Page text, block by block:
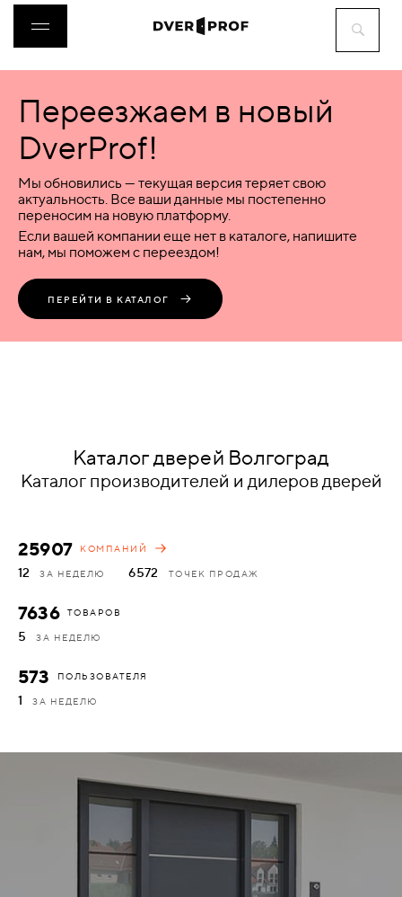
ДВЕРИ
ФУРНИТУРА
ВОРОТА
ПЕРЕГОРОДКИ
КОМПЛЕКТУЮЩИЕ
"УМНЫЙ
ДОМ"
ИНТЕРЕСНЫЕ
СТАТЬИ
СВЯЗАТЬСЯ
Переезжаем в новый
DverProf!
Мы обновились — текущая версия теряет свою
актуальность. Все ваши данные мы постепенно
переносим на новую платформу.
Если вашей компании еще нет в каталоге, напишите
нам, мы поможем с переездом!
ПЕРЕЙТИ В КАТАЛОГ
Каталог дверей Волгоград
Каталог производителей и дилеров дверей
25907 КОМПАНИЙ
12 ЗА НЕДЕЛЮ 6572 ТОЧЕК ПРОДАЖ
7636 ТОВАРОВ
5 ЗА НЕДЕЛЮ
573 ПОЛЬЗОВАТЕЛЯ
1 ЗА НЕДЕЛЮ